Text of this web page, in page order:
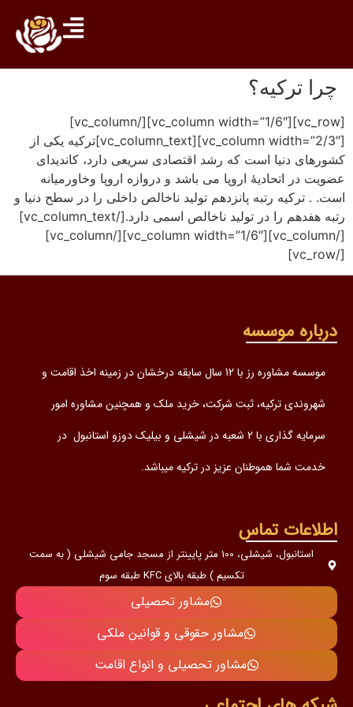
چرا ترکیه؟
[vc_row][vc_column width=”1/6″][/vc_column]
[vc_column width=”2/3″][vc_column_text]ترکیه یکی از
کشورهای دنیا است که رشد اقتصادی سریعی دارد، کاندیدای
عضویت در اتحادیۀ اروپا می باشد و دروازه اروپا وخاورمیانه
است. . ترکیه رتبه پانزدهم تولید ناخالص داخلی را در سطح دنیا و
رتبه هفدهم را در تولید ناخالص اسمی دارد.[/vc_column_text]
[/vc_column][vc_column width=”1/6″][/vc_column]
[/vc_row]
درباره موسسه
موسسه مشاوره رز با 12 سال سابقه درخشان در زمینه اخذ اقامت و
شهروندی ترکیه، ثبت شرکت، خرید ملک و همچنین مشاوره امور
سرمایه گذاری با 2 شعبه در شیشلی و بیلیک دوزو استانبول در
خدمت شما هموطنان عزیز در ترکیه میباشد.
اطلاعات تماس
استانبول، شیشلی، 100 متر پایینتر از مسجد جامی شیشلی ( به سمت
تکسیم ) طبقه بالای KFC طبقه سوم
مشاور تحصیلی
مشاور حقوقی و قوانین ملکی
مشاور تحصیلی و انواع اقامت